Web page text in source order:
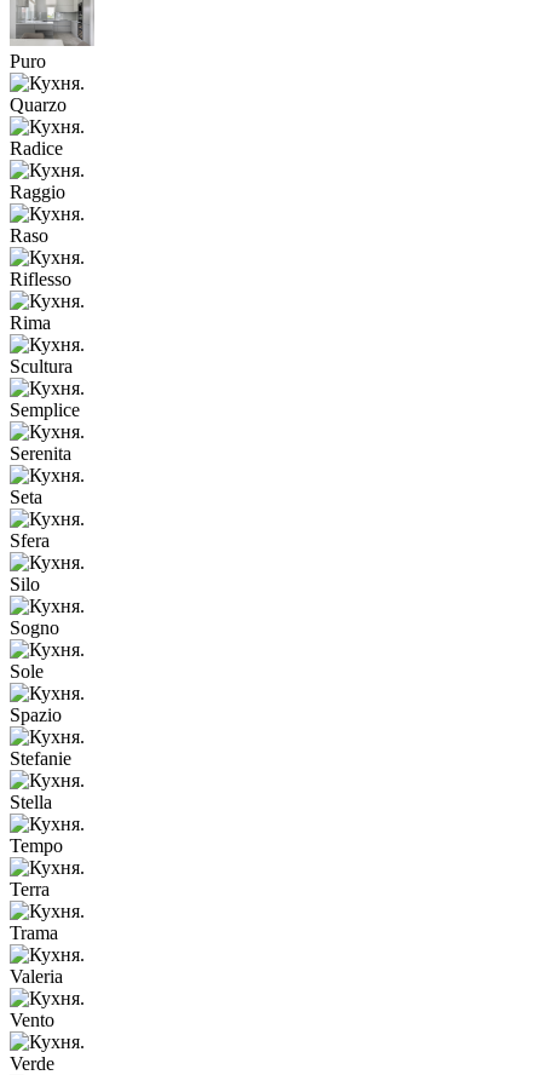
Puro
Quarzo
Radice
Raggio
Raso
Riflesso
Rima
Scultura
Semplice
Serenita
Seta
Sfera
Silo
Sogno
Sole
Spazio
Stefanie
Stella
Tempo
Terra
Trama
Valeria
Vento
Verde